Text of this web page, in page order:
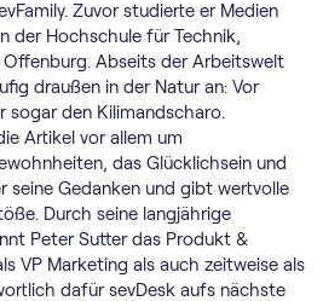
Zuvor studierte er Medien
der Hochschule für Technik,
Abseits der Arbeitswelt
draußen in der Natur an: Vor
sogar den Kilimandscharo.
Artikel vor allem um
das Glücklichsein und
seine Gedanken und gibt wertvolle
Durch seine langjährige
Peter Sutter das Produkt &
VP Marketing als auch zeitweise als
dafür sevDesk aufs nächste